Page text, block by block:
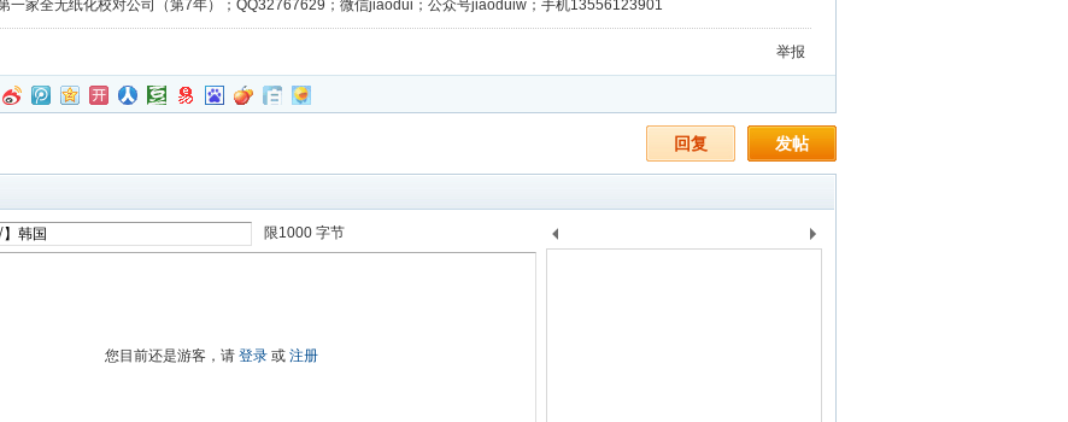
一家全无纸化校对公司（第7年）；QQ32767629；微信jiaodui；公众号jiaoduiw；手机13556123901
举报
发帖
回复
限1000 字节
您目前还是游客，请 登录 或 注册
上
下